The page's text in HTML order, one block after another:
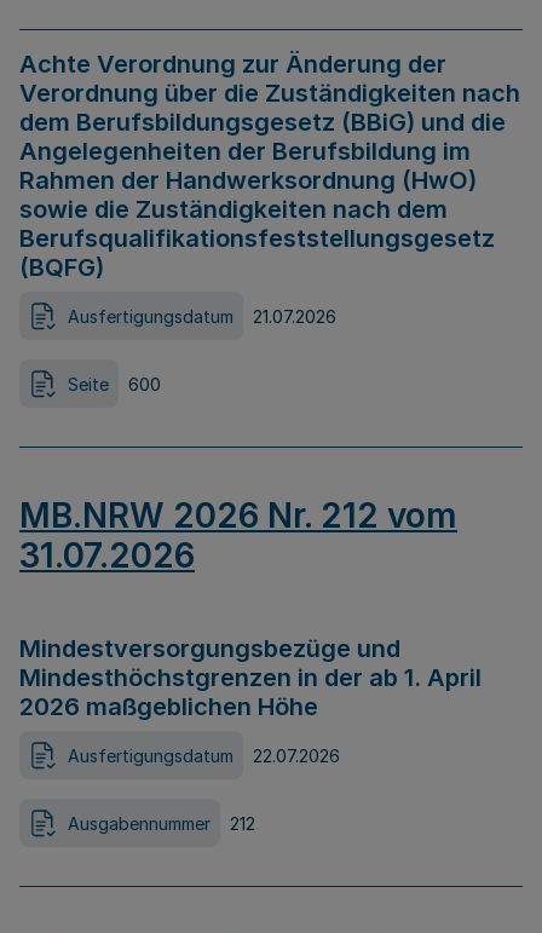
Achte Verordnung zur Änderung der
Verordnung über die Zuständigkeiten nach
dem Berufsbildungsgesetz (BBiG) und die
Angelegenheiten der Berufsbildung im
Rahmen der Handwerksordnung (HwO)
sowie die Zuständigkeiten nach dem
Berufsqualifikationsfeststellungsgesetz
(BQFG)
Ausfertigungsdatum 21.07.2026
Seite 600
MB.NRW 2026 Nr. 212 vom
31.07.2026
Mindestversorgungsbezüge und
Mindesthöchstgrenzen in der ab 1. April
2026 maßgeblichen Höhe
Ausfertigungsdatum 22.07.2026
Ausgabennummer 212